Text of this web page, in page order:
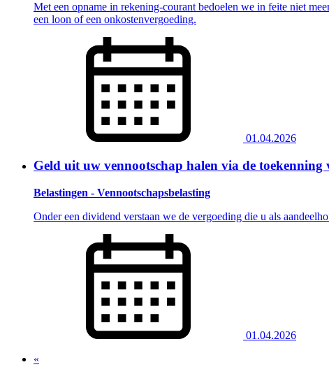
Met een opname in rekening-courant bedoelen we in feite niet
een loon of een onkostenvergoeding.
01.04.2026
Geld uit uw vennootschap halen via de toekenning
Belastingen - Vennootschapsbelasting
Onder een dividend verstaan we de vergoeding die u als
01.04.2026
«